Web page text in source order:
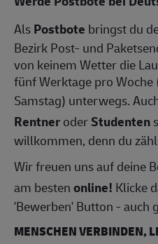
AlsPostbote bringst du
Bezirk Post- und
von keinem Wetter die
fünf Werktage pro
Samstag) unterwegs.
RentneroderStudenten
willkommen, denn du
Wir freuen uns auf deine
am bestenonline! Klicke
'Bewerben' Button - auch
MENSCHEN VERBINDEN,